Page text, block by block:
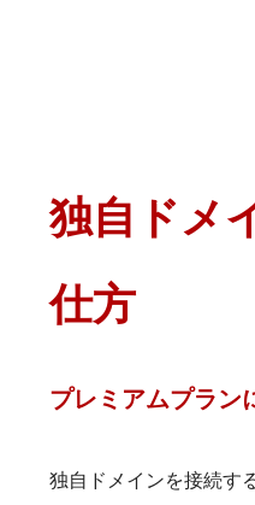
独自ドメ
仕方
プレミアムプラン
独自ドメインを接続す